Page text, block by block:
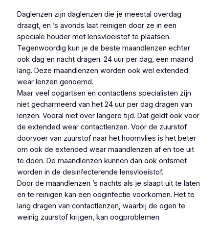
Daglenzen zijn daglenzen die je meestal overdag
draagt, en ’s avonds laat reinigen door ze in een
speciale houder met lensvloeistof te plaatsen.
Tegenwoordig kun je de beste maandlenzen echter
ook dag en nacht dragen. 24 uur per dag, een maand
lang. Deze maandlenzen worden ook wel extended
wear lenzen genoemd.
Maar veel oogartsen en contactlens specialisten zijn
niet gecharmeerd van het 24 uur per dag dragen van
lenzen. Vooral niet over langere tijd. Dat geldt ook voor
de extended wear contactlenzen. Voor de zuurstof
doorvoer van zuurstof naar het hoornvlies is het beter
om ook de extended wear maandlenzen af en toe uit
te doen. De maandlenzen kunnen dan ook ontsmet
worden in de desinfecterende lensvloeistof.
Door de maandlenzen ’s nachts als je slaapt uit te laten
en te reinigen kan een ooginfectie voorkomen. Het te
lang dragen van contactlenzen, waarbij de ogen te
weinig zuurstof krijgen, kan oogproblemen